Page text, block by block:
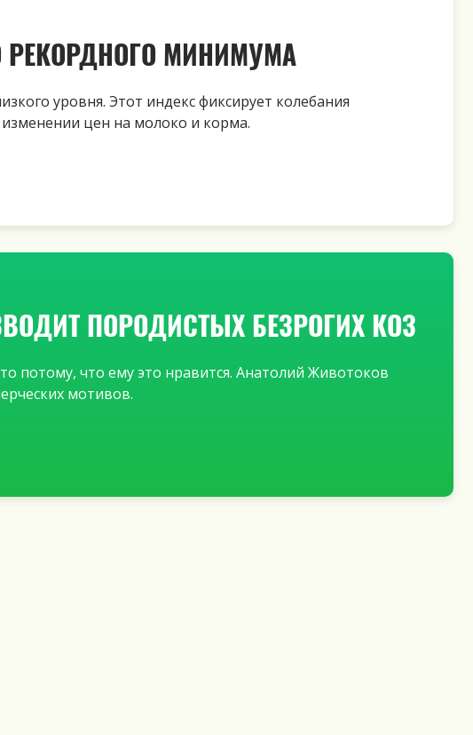
МИНИМУМА
уровня. Этот индекс фиксирует колебания
цен на молоко и корма.
ПОРОДИСТЫХ БЕЗРОГИХ КОЗ
потому, что ему это нравится. Анатолий Животоков
мотивов.